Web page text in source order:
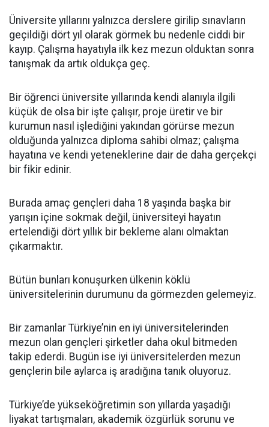
Üniversite yıllarını yalnızca derslere girilip sınavların
geçildiği dört yıl olarak görmek bu nedenle ciddi bir
kayıp. Çalışma hayatıyla ilk kez mezun olduktan sonra
tanışmak da artık oldukça geç.
Bir öğrenci üniversite yıllarında kendi alanıyla ilgili
küçük de olsa bir işte çalışır, proje üretir ve bir
kurumun nasıl işlediğini yakından görürse mezun
olduğunda yalnızca diploma sahibi olmaz; çalışma
hayatına ve kendi yeteneklerine dair de daha gerçekçi
bir fikir edinir.
Burada amaç gençleri daha 18 yaşında başka bir
yarışın içine sokmak değil, üniversiteyi hayatın
ertelendiği dört yıllık bir bekleme alanı olmaktan
çıkarmaktır.
Bütün bunları konuşurken ülkenin köklü
üniversitelerinin durumunu da görmezden gelemeyiz.
Bir zamanlar Türkiye’nin en iyi üniversitelerinden
mezun olan gençleri şirketler daha okul bitmeden
takip ederdi. Bugün ise iyi üniversitelerden mezun
gençlerin bile aylarca iş aradığına tanık oluyoruz.
Türkiye’de yükseköğretimin son yıllarda yaşadığı
liyakat tartışmaları, akademik özgürlük sorunu ve